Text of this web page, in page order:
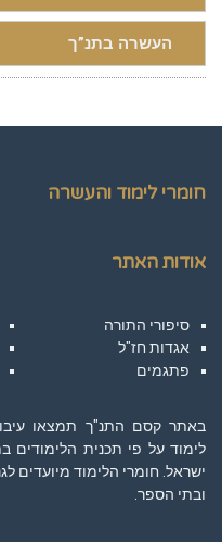
העשרה בתנ”ך
חומרי לימוד והעשרה
אודות האתר
סיפורי התורה
אגדות חז"ל
פתגמים
באתר קסם התנ"ך תמצאו
לימוד על פי תכנית הלימודים
ישראל. חומרי הלימוד מיועדים
ובתי הספר.